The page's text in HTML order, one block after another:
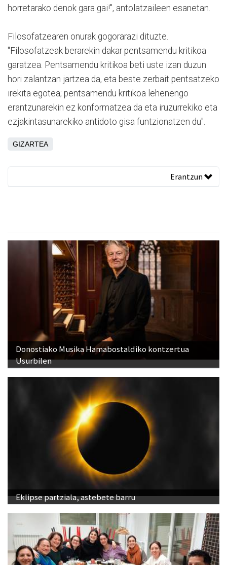
horretarako denok gara gai!", antolatzaileen esanetan.
Filosofatzearen onurak gogorarazi dituzte.
"Filosofatzeak berarekin dakar pentsamendu kritikoa
garatzea. Pentsamendu kritikoa beti uste izan duzun
hori zalantzan jartzea da, eta beste zerbait pentsatzeko
irekita egotea; pentsamendu kritikoa lehenengo
erantzunarekin ez konformatzea da eta iruzurrekiko eta
ezjakintasunarekiko antidoto gisa funtzionatzen du".
GIZARTEA
Erantzun
Donostiako Musika Hamabostaldiko kontzertua
Usurbilen
Eklipse partziala, astebete barru